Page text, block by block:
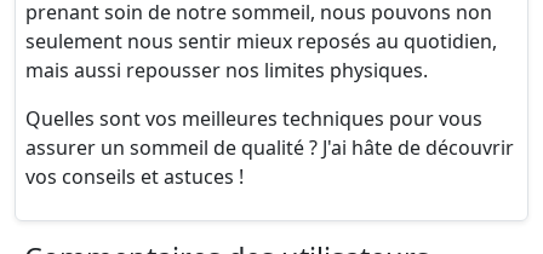
prenant soin de notre sommeil, nous pouvons non
seulement nous sentir mieux reposés au quotidien,
mais aussi repousser nos limites physiques.
Quelles sont vos meilleures techniques pour vous
assurer un sommeil de qualité ? J'ai hâte de découvrir
vos conseils et astuces !